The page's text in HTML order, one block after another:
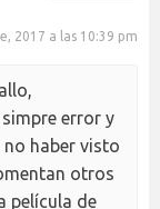
2017 a las 10:39 pm
error y
no haber visto
otros
película de